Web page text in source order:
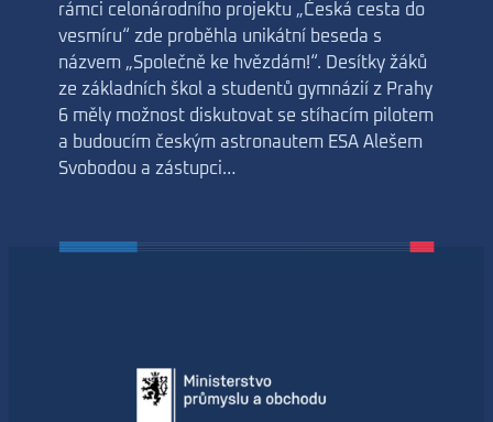
rámci celonárodního projektu „Česká cesta do
vesmíru“ zde proběhla unikátní beseda s
názvem „Společně ke hvězdám!“. Desítky žáků
ze základních škol a studentů gymnázií z Prahy
6 měly možnost diskutovat se stíhacím pilotem
a budoucím českým astronautem ESA Alešem
Svobodou a zástupci…